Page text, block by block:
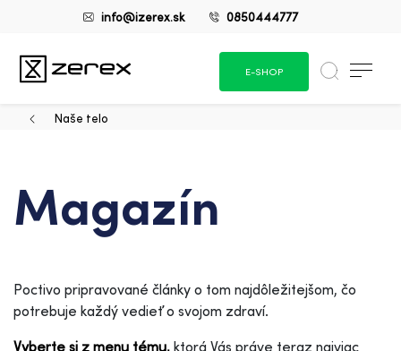
info@izerex.sk 0850444777
E-SHOP
Naše telo
Magazín
Poctivo pripravované články o tom najdôležitejšom, čo
potrebuje každý vedieť o svojom zdraví.
Vyberte si z menu tému, ktorá Vás práve teraz najviac